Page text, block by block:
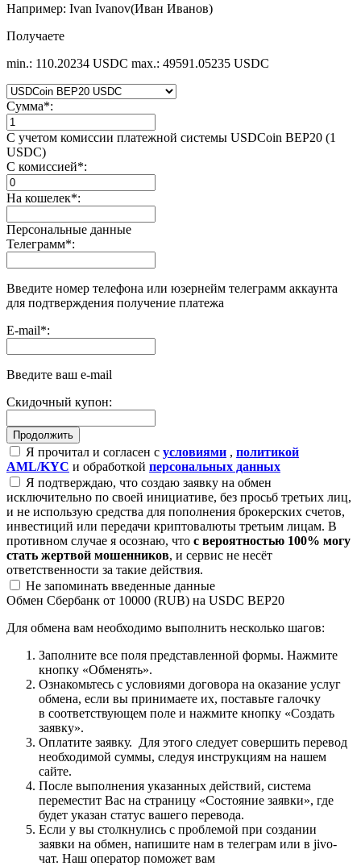
Например: Ivan Ivanov(Иван Иванов)
Получаете
min.: 110.20234 USDC max.: 49591.05235 USDC
Сумма*:
С учетом комиссии платежной системы USDCoin BEP20 (1
USDC)
С комиссией*:
На кошелек*:
Персональные данные
Телеграмм*:
Введите номер телефона или юзернейм телеграмм аккаунта
для подтверждения получение платежа
E-mail*:
Введите ваш e-mail
Скидочный купон:
Я прочитал и согласен с условиями , политикой
AML/KYC и обработкой персональных данных
Я подтверждаю, что создаю заявку на обмен
исключительно по своей инициативе, без просьб третьих лиц,
и не использую средства для пополнения брокерских счетов,
инвестиций или передачи криптовалюты третьим лицам. В
противном случае я осознаю, что с вероятностью 100% могу
стать жертвой мошенников, и сервис не несёт
ответственности за такие действия.
Не запоминать введенные данные
Обмен Сбербанк от 10000 (RUB) на USDC BEP20
Для обмена вам необходимо выполнить несколько шагов:
Заполните все поля представленной формы. Нажмите
кнопку «Обменять».
Ознакомьтесь с условиями договора на оказание услуг
обмена, если вы принимаете их, поставьте галочку
в соответствующем поле и нажмите кнопку «Создать
заявку».
Оплатите заявку. Для этого следует совершить перевод
необходимой суммы, следуя инструкциям на нашем
сайте.
После выполнения указанных действий, система
переместит Вас на страницу «Состояние заявки», где
будет указан статус вашего перевода.
Если у вы столкнулись с проблемой при создании
заявки на обмен, напишите нам в телеграм или в jivo-
чат. Наш оператор поможет вам